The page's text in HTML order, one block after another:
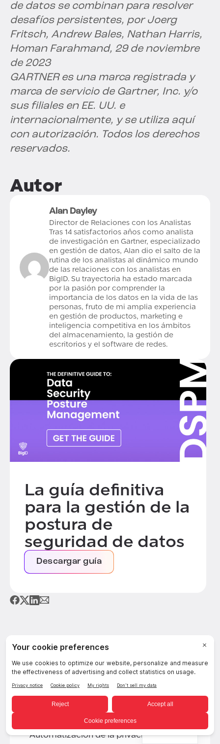
de datos se combinan para resolver
desafíos persistentes, por Joerg
Fritsch, Andrew Bales, Nathan Harris,
Homan Farahmand, 29 de noviembre
de 2023
GARTNER es una marca registrada y
marca de servicio de Gartner, Inc. y/o
sus filiales en EE. UU. e
internacionalmente, y se utiliza aquí
con autorización. Todos los derechos
reservados.
Autor
Alan Dayley
Director de Relaciones con los Analistas
Tras 14 satisfactorios años como analista
de investigación en Gartner, especializado
en gestión de datos, Alan dio el salto de la
rutina de los analistas al dinámico mundo
de las relaciones con los analistas en
BigID. Su trayectoria ha estado marcada
por la pasión por comprender la
importancia de los datos en la vida de las
personas, fruto de mi amplia experiencia
en gestión de productos, marketing e
inteligencia competitiva en los ámbitos
del almacenamiento, la gestión de
escritorios y el software de redes.
La guía definitiva
para la gestión de la
postura de
seguridad de datos
Descargar guía
Plataforma
Descubrimiento y clasificación
Automatización de la privacidad con
Spanish